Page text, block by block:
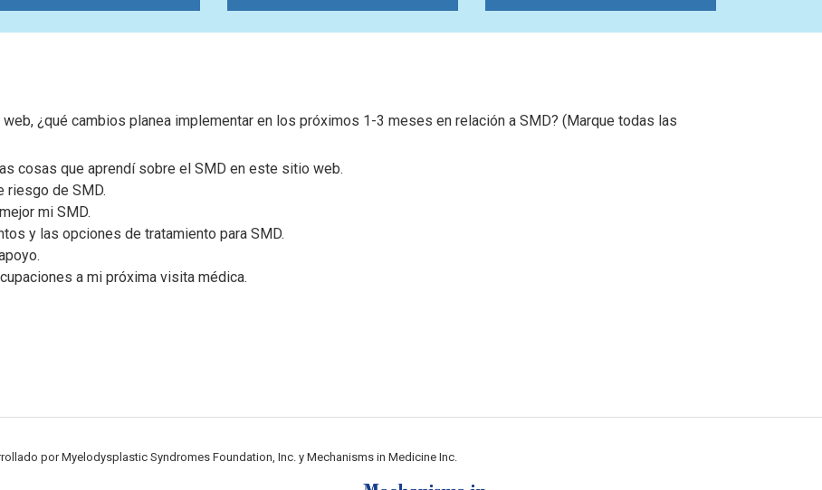
¿qué cambios planea implementar en los próximos 1-3 meses en relación a SMD? (Marque todas las
cosas que aprendí sobre el SMD en este sitio web.
riesgo de SMD.
mi SMD.
y las opciones de tratamiento para SMD.
a mi próxima visita médica.
por Myelodysplastic Syndromes Foundation, Inc. y Mechanisms in Medicine Inc.